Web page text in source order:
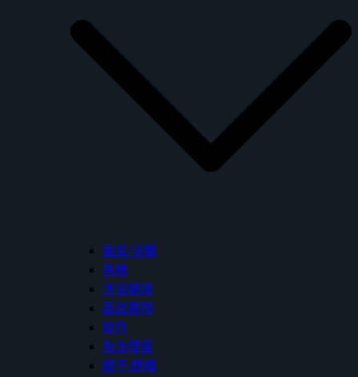
面盆/浴櫃
馬桶
沐浴龍頭
面盆龍頭
掛件
免治便座
鏡子/鏡櫃